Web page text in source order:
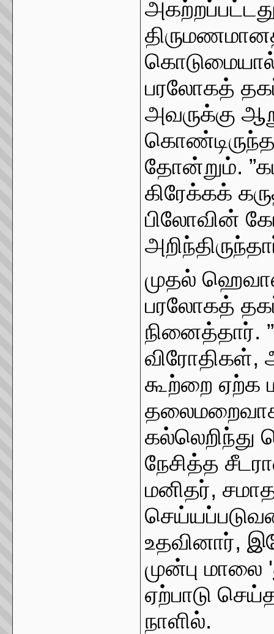
பரலோகத்
அவருக்கு
தோன்றும்.
கிரேக்கக்
பிலோவின்
முதல்
பரலோகத்
நினைத்தார்.
விரோதிகள்,
கூற்றை ஏற்க
நேசித்த
மனிதர்,
உதவினார்,
முன்பு
ஏற்பாடு
நாளில்.